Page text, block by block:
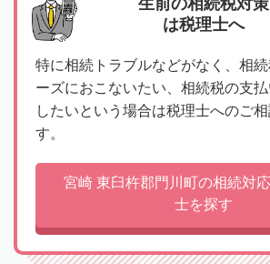
生前の相続税対策
は税理士へ
特に相続トラブルなどがなく、相
ーズにおこないたい、相続税の支
したいという場合は税理士へのご
す。
宮崎 東臼杵郡門川町の相続対
士を探す